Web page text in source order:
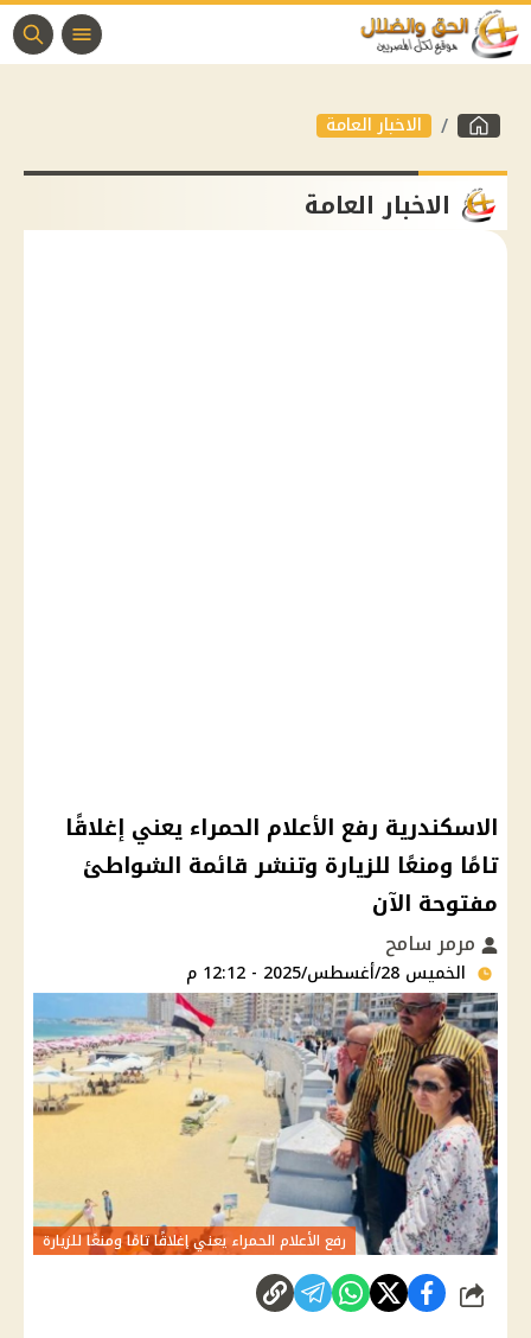
الاخبار العامة
الاخبار العامة
الاسكندرية رفع الأعلام الحمراء يعني إغلاقًا
تامًا ومنعًا للزيارة وتنشر قائمة الشواطئ
مفتوحة الآن
مرمر سامح
الخميس 28/أغسطس/2025 - 12:12 م
رفع الأعلام الحمراء يعني إغلاقًا تامًا ومنعًا للزيارة
شارك